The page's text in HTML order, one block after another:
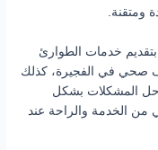
ومتقنة.
بتقديم خدمات الطوارئ
صحي في الفجيرة، كذلك
المشكلات بشكل
من الخدمة والراحة عند